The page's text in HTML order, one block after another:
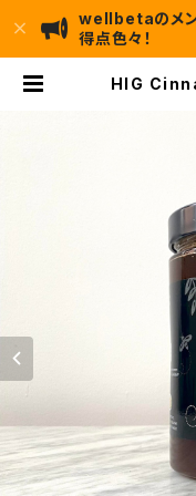
wellbetaのメン
得点色々！
HIG